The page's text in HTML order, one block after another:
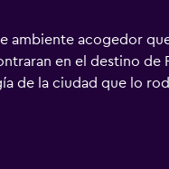
ambiente acogedor
en el destino de
de la ciudad que lo